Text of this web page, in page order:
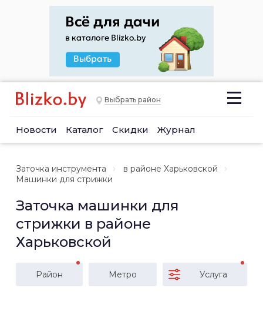
Выбрать район
Новости Каталог Скидки Журнал
Заточка инструмента
в районе Харьковской
Машинки для стрижки
Заточка машинки для
стрижки в районе
Харьковской
Район Метро Услуга